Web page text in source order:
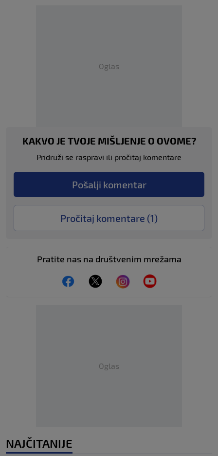
Oglas
KAKVO JE TVOJE MIŠLJENJE O OVOME?
Pridruži se raspravi ili pročitaj komentare
Pošalji komentar
Pročitaj komentare (1)
Pratite nas na društvenim mrežama
Oglas
NAJČITANIJE